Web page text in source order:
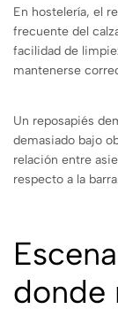
En hostelería, el
frecuente del
facilidad de
mantenerse
Un reposapiés
demasiado bajo
relación entre
respecto a la
donde